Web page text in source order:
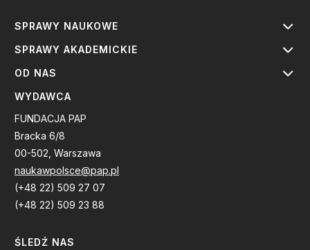
SPRAWY NAUKOWE
SPRAWY AKADEMICKIE
OD NAS
WYDAWCA
FUNDACJA PAP
Bracka 6/8
00-502, Warszawa
naukawpolsce@pap.pl
(+48 22) 509 27 07
(+48 22) 509 23 88
ŚLEDŹ NAS